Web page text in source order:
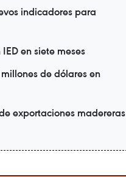
indicadores para
en siete meses
de dólares en
exportaciones madereras